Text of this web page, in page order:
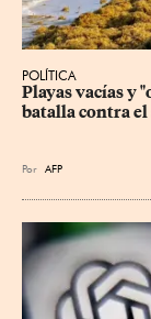
POLÍTICA
Playas vacías y
batalla contra el
Por AFP